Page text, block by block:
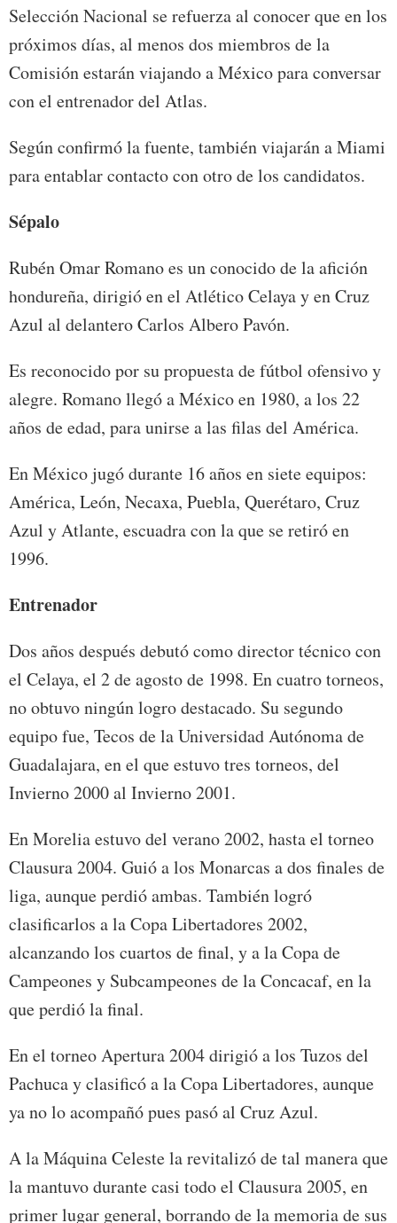
Selección Nacional se refuerza al conocer que en los
próximos días, al menos dos miembros de la
Comisión estarán viajando a México para conversar
con el entrenador del Atlas.
Según confirmó la fuente, también viajarán a Miami
para entablar contacto con otro de los candidatos.
Sépalo
Rubén Omar Romano es un conocido de la afición
hondureña, dirigió en el Atlético Celaya y en Cruz
Azul al delantero Carlos Albero Pavón.
Es reconocido por su propuesta de fútbol ofensivo y
alegre. Romano llegó a México en 1980, a los 22
años de edad, para unirse a las filas del América.
En México jugó durante 16 años en siete equipos:
América, León, Necaxa, Puebla, Querétaro, Cruz
Azul y Atlante, escuadra con la que se retiró en
1996.
Entrenador
Dos años después debutó como director técnico con
el Celaya, el 2 de agosto de 1998. En cuatro torneos,
no obtuvo ningún logro destacado. Su segundo
equipo fue, Tecos de la Universidad Autónoma de
Guadalajara, en el que estuvo tres torneos, del
Invierno 2000 al Invierno 2001.
En Morelia estuvo del verano 2002, hasta el torneo
Clausura 2004. Guió a los Monarcas a dos finales de
liga, aunque perdió ambas. También logró
clasificarlos a la Copa Libertadores 2002,
alcanzando los cuartos de final, y a la Copa de
Campeones y Subcampeones de la Concacaf, en la
que perdió la final.
En el torneo Apertura 2004 dirigió a los Tuzos del
Pachuca y clasificó a la Copa Libertadores, aunque
ya no lo acompañó pues pasó al Cruz Azul.
A la Máquina Celeste la revitalizó de tal manera que
la mantuvo durante casi todo el Clausura 2005, en
primer lugar general, borrando de la memoria de sus